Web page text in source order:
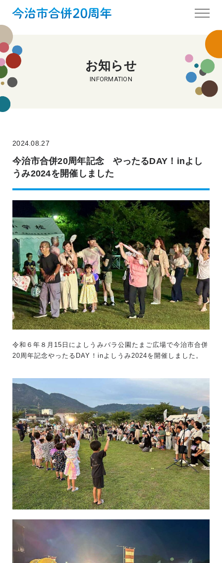
お知らせ
INFORMATION
2024.08.27
今治市合併20周年記念 やったるDAY！inよし
うみ2024を開催しました
令和６年８月15日によしうみバラ公園たまご広場で今治市合併
20周年記念やったるDAY！inよしうみ2024を開催しました。